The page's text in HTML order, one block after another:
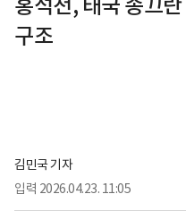
홍석천, 태국 송끄
구조
김민국 기자
입력 2026.04.23. 11:05